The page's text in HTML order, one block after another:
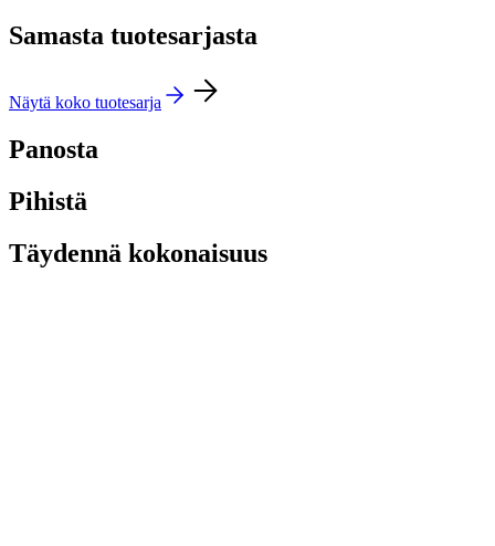
Samasta tuotesarjasta
Näytä koko tuotesarja
Panosta
Pihistä
Täydennä kokonaisuus